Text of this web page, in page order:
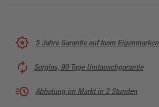
5 Jahre Garantie auf toom Eigenmarken
Sorglos, 90 Tage Umtauschgarantie
Abholung im Markt in 2 Stunden